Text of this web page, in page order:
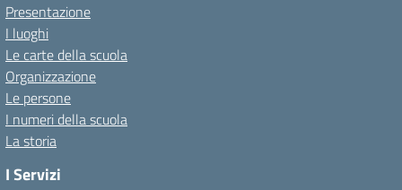
Presentazione
I luoghi
Le carte della scuola
Organizzazione
Le persone
I numeri della scuola
La storia
I Servizi